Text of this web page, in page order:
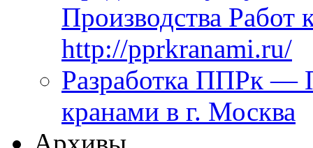
Производства Работ
http://pprkranami.ru/
Разработка ППРк —
кранами в г. Москва